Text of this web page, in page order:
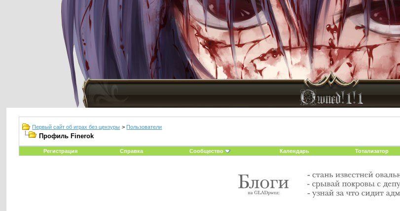
Первый сайт об играх без цензуры > Пользователи
Профиль Finerok
Регистрация
Справка Сообщество Календарь Тотализатор